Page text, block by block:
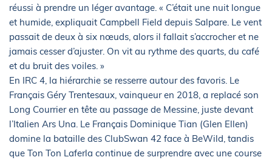
réussi à prendre un léger avantage. « C’était une nuit longue
et humide, expliquait Campbell Field depuis Salpare. Le vent
passait de deux à six nœuds, alors il fallait s’accrocher et ne
jamais cesser d’ajuster. On vit au rythme des quarts, du café
et du bruit des voiles. »
En IRC 4, la hiérarchie se resserre autour des favoris. Le
Français Géry Trentesaux, vainqueur en 2018, a replacé son
Long Courrier en tête au passage de Messine, juste devant
l’Italien Ars Una. Le Français Dominique Tian (Glen Ellen)
domine la bataille des ClubSwan 42 face à BeWild, tandis
que Ton Ton Laferla continue de surprendre avec une course